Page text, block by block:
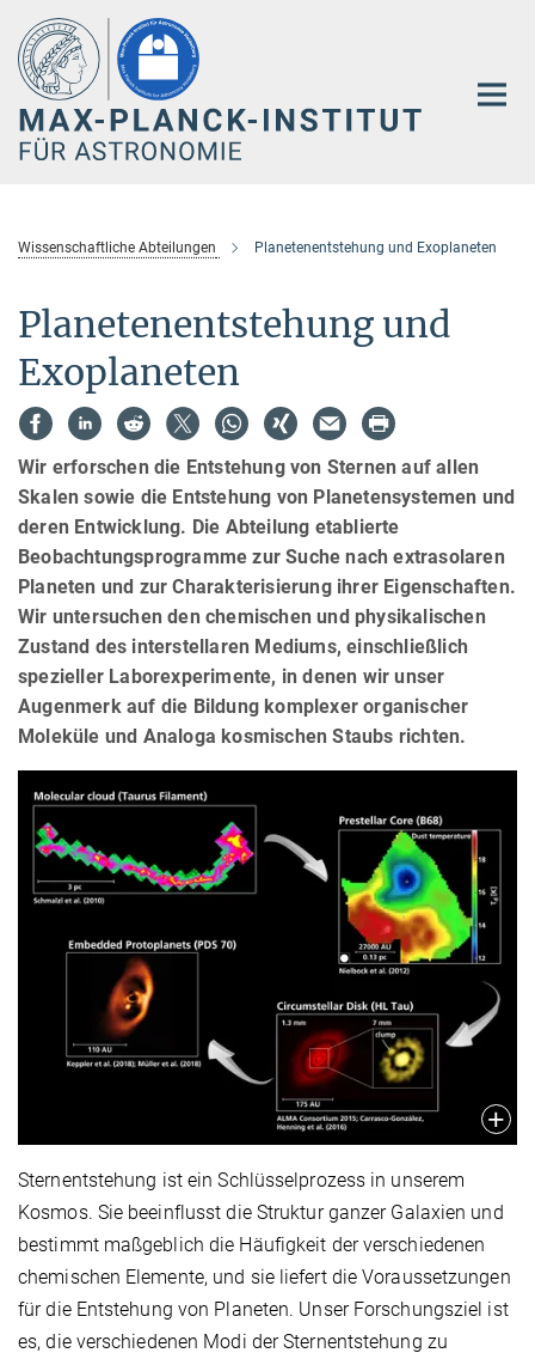
Hauptinhalt
Wissenschaftliche Abteilungen Planetenentstehung und Exoplaneten
Planetenentstehung und
Exoplaneten
Wir erforschen die Entstehung von Sternen auf allen
Skalen sowie die Entstehung von Planetensystemen und
deren Entwicklung. Die Abteilung etablierte
Beobachtungsprogramme zur Suche nach extrasolaren
Planeten und zur Charakterisierung ihrer Eigenschaften.
Wir untersuchen den chemischen und physikalischen
Zustand des interstellaren Mediums, einschließlich
spezieller Laborexperimente, in denen wir unser
Augenmerk auf die Bildung komplexer organischer
Moleküle und Analoga kosmischen Staubs richten.
Sternentstehung ist ein Schlüsselprozess in unserem
Kosmos. Sie beeinflusst die Struktur ganzer Galaxien und
bestimmt maßgeblich die Häufigkeit der verschiedenen
chemischen Elemente, und sie liefert die Voraussetzungen
für die Entstehung von Planeten. Unser Forschungsziel ist
es, die verschiedenen Modi der Sternentstehung zu